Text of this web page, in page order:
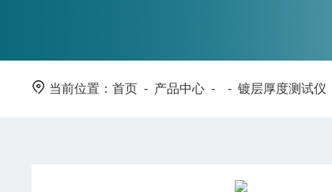
当前位置：首页 - 产品中心 - -镀层厚度测试仪